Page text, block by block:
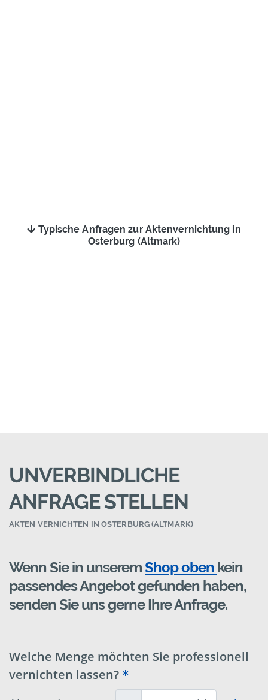
Typische Anfragen zur Aktenvernichtung in
Osterburg (Altmark)
UNVERBINDLICHE
ANFRAGE STELLEN
AKTEN VERNICHTEN IN OSTERBURG (ALTMARK)
Wenn Sie in unseremShop oben kein
passendes Angebot gefunden haben,
senden Sie uns gerne Ihre Anfrage.
Welche Menge möchten Sie professionell
vernichten lassen?